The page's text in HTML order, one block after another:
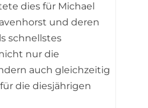
dies für Michael
und deren
schnellstes
nur die
auch gleichzeitig
die diesjährigen